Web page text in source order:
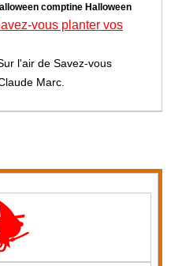
comptine Halloween
vous planter vos
l'air de Savez-vous
Marc.